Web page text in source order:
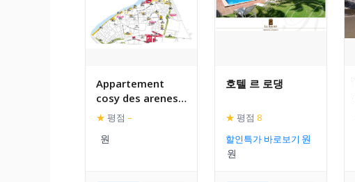
Appartement
cosy des arenes –
vacances-
arlescamargue
★ 평점 –
호텔 르 로댕
★ 평점 8
할인특가 바로보기